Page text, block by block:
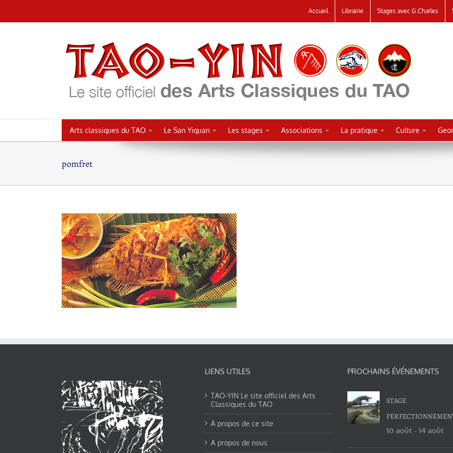
au
Accueil Librairie Stages avec G.Charles
Arts classiques du TAO Le San Yiquan Les stages Associations La pratique Culture
pomfret
LIENS UTILES
TAO-YIN Le site officiel des Arts
Classiques du TAO
A propos de ce site
A propos de nous
PROCHAINS ÉVÉNEMENTS
STAGE
10 août - 14 août